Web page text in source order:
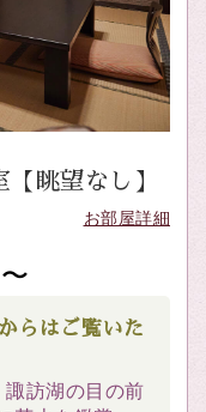
眺望なし】
お部屋詳細
らはご覧いた
訪湖の目の前